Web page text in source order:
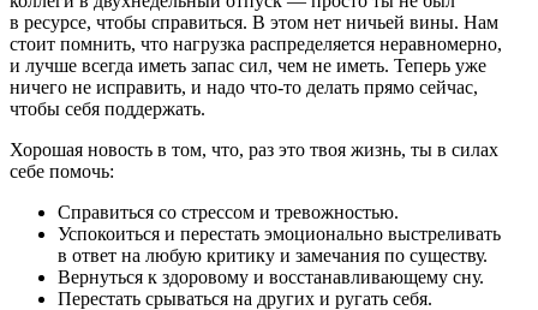
в ресурсе, чтобы справиться. В этом нет ничьей вины. Нам
стоит помнить, что нагрузка распределяется неравномерно,
и лучше всегда иметь запас сил, чем не иметь. Теперь уже
ничего не исправить, и надо что-то делать прямо сейчас,
чтобы себя поддержать.
Хорошая новость в том, что, раз это твоя жизнь, ты в силах
себе помочь:
Справиться со стрессом и тревожностью.
Успокоиться и перестать эмоционально выстреливать
в ответ на любую критику и замечания по существу.
Вернуться к здоровому и восстанавливающему сну.
Перестать срываться на других и ругать себя.